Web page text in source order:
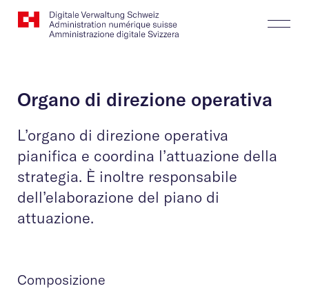
Website
Logo
Organo di direzione operativa
L’organo di direzione operativa
pianifica e coordina l’attuazione della
strategia. È inoltre responsabile
dell’elaborazione del piano di
attuazione.
Composizione